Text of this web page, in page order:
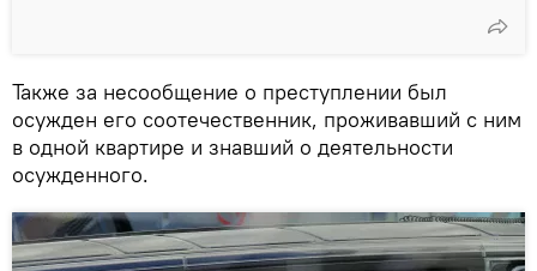
Также за несообщение о преступлении был
осужден его соотечественник, проживавший с ним
в одной квартире и знавший о деятельности
осужденного.